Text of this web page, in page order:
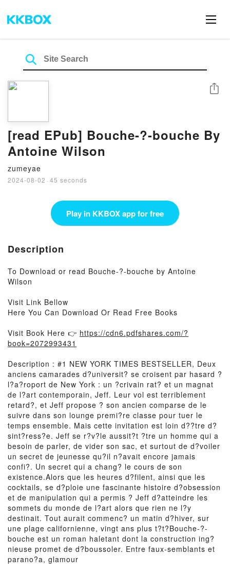
[read EPub] Bouche-?-bouche By
Antoine Wilson
zumeyae
2024-08-02 · 45 seconds
Share
Play in KKBOX app for free
Description
To Download or read Bouche-?-bouche by Antoine
Wilson
Visit Link Bellow
Here You Can Download Or Read Free Books
Visit Book Here 👉 https://cdn6.pdfshares.com/?
book=2072993431
Description : #1 NEW YORK TIMES BESTSELLER, Deux
anciens camarades d?universit? se croisent par hasard ?
l?a?roport de New York : un ?crivain rat? et un magnat
de l?art contemporain, Jeff. Leur vol est terriblement
retard?, et Jeff propose ? son ancien comparse de le
suivre dans son lounge premi?re classe pour tuer le
temps ensemble. Mais cette invitation est loin d??tre d?
sint?ress?e. Jeff se r?v?le aussit?t ?tre un homme qui a
besoin de parler, de vider son sac, et surtout de d?voiler
un secret de jeunesse qu?il n?avait encore jamais
confi?. Un secret qui a chang? le cours de son
existence.Alors que les heures d?filent, ainsi que les
cocktails, se d?ploie une fascinante histoire d?obsession
et de manipulation qui a permis ? Jeff d?atteindre les
sommets du monde de l?art alors que rien ne l?y
destinait. Tout aurait commenc? un matin d?hiver, sur
une plage californienne, vingt ans plus t?t?Bouche-?-
bouche est un roman haletant dont la construction ing?
nieuse promet de d?boussoler. Entre faux-semblants et
parano?a, glamour